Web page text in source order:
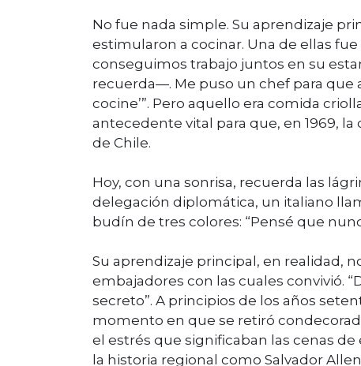
No fue nada simple. Su aprendizaje
estimularon a cocinar. Una de ellas fue
conseguimos trabajo juntos en su
recuerda—. Me puso un chef para que
cocine’”. Pero aquello era comida
antecedente vital para que, en 1969,
de Chile.
Hoy, con una sonrisa, recuerda las
delegación diplomática, un italiano
budín de tres colores: “Pensé que
Su aprendizaje principal, en realidad,
embajadores con las cuales convivió.
secreto”. A principios de los años
momento en que se retiró
el estrés que significaban las cenas
la historia regional como Salvador